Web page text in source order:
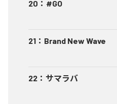
20 ： #GO
21 ： Brand New Wave
22 ： サマラバ